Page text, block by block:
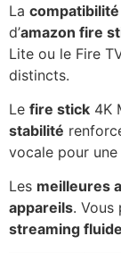
La compatibilité
d’amazon fire
Lite ou le Fire
distincts.
Le fire stick 4K
stabilité
vocale pour
Les meilleures
appareils. Vous
streaming fluide